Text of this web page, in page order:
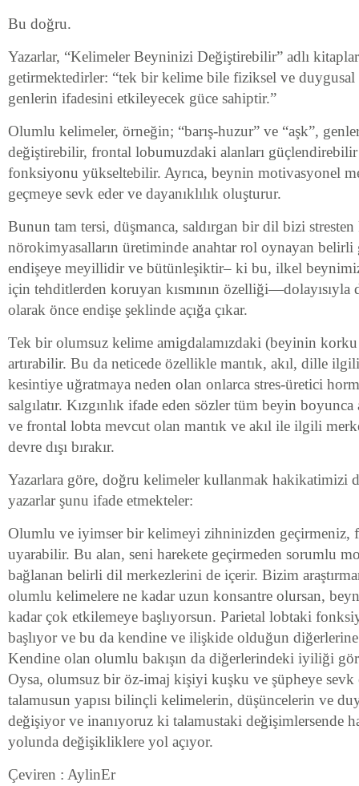
Bu doğru.
Yazarlar, “Kelimeler Beyninizi Değiştirebilir” adlı
getirmektedirler: “tek bir kelime bile fiziksel ve duygusal
genlerin ifadesini etkileyecek güce sahiptir.”
Olumlu kelimeler, örneğin; “barış-huzur” ve “aşk”,
değiştirebilir, frontal lobumuzdaki alanları
fonksiyonu yükseltebilir. Ayrıca, beynin motivasyonel
geçmeye sevk eder ve dayanıklılık oluşturur.
Bunun tam tersi, düşmanca, saldırgan bir dil bizi
nörokimyasalların üretiminde anahtar rol oynayan belirli
endişeye meyillidir ve bütünleşiktir– ki bu, ilkel
için tehditlerden koruyan kısmının özelliği—dolayısıyla
olarak önce endişe şeklinde açığa çıkar.
Tek bir olumsuz kelime amigdalamızdaki (beyinin
artırabilir. Bu da neticede özellikle mantık, akıl, dille
kesintiye uğratmaya neden olan onlarca stres-üretici
salgılatır. Kızgınlık ifade eden sözler tüm beyin
ve frontal lobta mevcut olan mantık ve akıl ile ilgili
devre dışı bırakır.
Yazarlara göre, doğru kelimeler kullanmak hakikatimizi
yazarlar şunu ifade etmekteler:
Olumlu ve iyimser bir kelimeyi zihninizden geçirmeniz,
uyarabilir. Bu alan, seni harekete geçirmeden sorumlu
bağlanan belirli dil merkezlerini de içerir. Bizim
olumlu kelimelere ne kadar uzun konsantre olursan,
kadar çok etkilemeye başlıyorsun. Parietal lobtaki
başlıyor ve bu da kendine ve ilişkide olduğun
Kendine olan olumlu bakışın da diğerlerindeki iyiliği
Oysa, olumsuz bir öz-imaj kişiyi kuşku ve şüpheye sevk
talamusun yapısı bilinçli kelimelerin, düşüncelerin ve
değişiyor ve inanıyoruz ki talamustaki değişimlersende
yolunda değişikliklere yol açıyor.
Çeviren : AylinEr